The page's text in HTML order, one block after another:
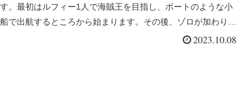
す。最初はルフィー1人で海賊王を目指し、ボートのような小
船で出航するところから始まります。その後、ゾロが加わり、
2023.10.08